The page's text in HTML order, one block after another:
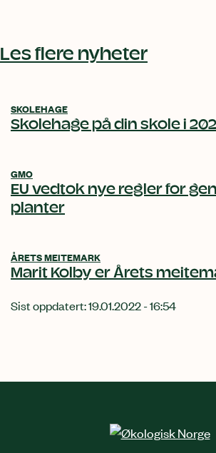
Les flere nyheter
SKOLEHAGE
Skolehage på din skole i
GMO
EU vedtok nye regler for
planter
ÅRETS MEITEMARK
Marit Kolby er Årets
Sist oppdatert: 19.01.2022 - 16:54